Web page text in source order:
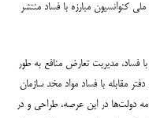
کنوانسیون مبارزه با فساد منتشر
فساد، مدیریت تعارض منافع به طور
مقابله با فساد مواد مخد سازمان
دولت‌ها در این عرصه، طراحی و در